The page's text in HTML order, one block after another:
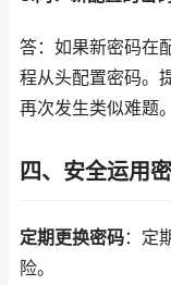
答：如果新密码在
程从头配置密码。
再次发生类似难题。
四、安全运用
定期更换密码：定
险。